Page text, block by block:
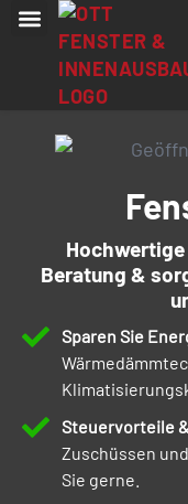
Beratung &
Sparen Sie
Steuervorteile
Zuschüssen
Sie gerne.